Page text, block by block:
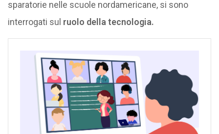
sparatorie nelle scuole nordamericane, si sono
interrogati sul ruolo della tecnologia.